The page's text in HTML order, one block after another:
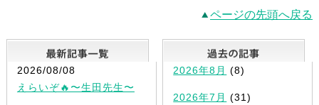
ページの先頭へ戻る
最新記事一覧
2026/08/08
えらいぞ🔥〜生田先生〜
2026年8月 (8)
2026年7月 (31)